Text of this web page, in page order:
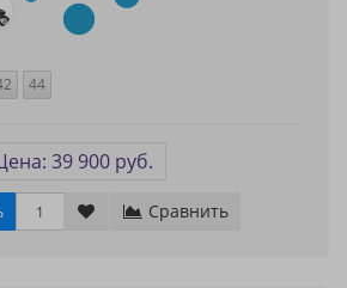
44
39 900 руб.
Сравнить